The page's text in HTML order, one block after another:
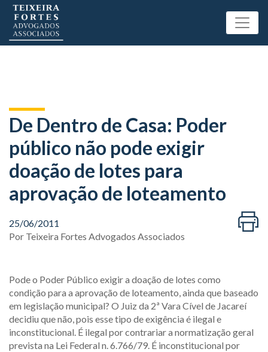
De Dentro de Casa: Poder
público não pode exigir
doação de lotes para
aprovação de loteamento
25/06/2011
Por Teixeira Fortes Advogados Associados
Pode o Poder Público exigir a doação de lotes como
condição para a aprovação de loteamento, ainda que baseado
em legislação municipal? O Juiz da 2ª Vara Cível de Jacareí
decidiu que não, pois esse tipo de exigência é ilegal e
inconstitucional. É ilegal por contrariar a normatização geral
prevista na Lei Federal n. 6.766/79. É inconstitucional por